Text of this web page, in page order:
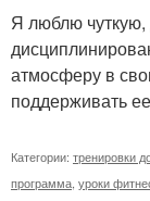
Я люблю
атмосферу в
поддерживать
Категории: тренировки
программа уроки